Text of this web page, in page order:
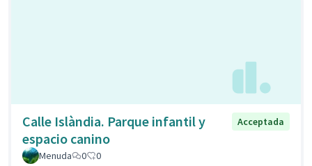
Calle Islàndia. Parque infantil y
espacio canino
Acceptada
Menuda 0 0